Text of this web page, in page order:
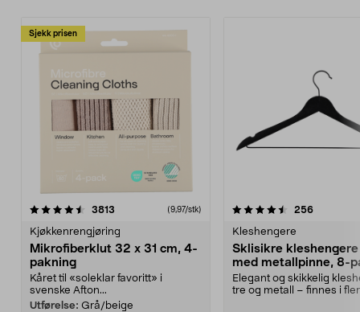
Sjekk prisen
3813 anmeldelser(9,97/stk)
Kjøkkenrengjøring
Mikrofiberklut 32 x 31 cm, 4-
pakning
Kåret til «soleklar favoritt» i
svenske Afton...
Utførelse: Grå/beige
4.5av 5 stjerner 256
Kleshengere
Sklisikre
med metallpinne, 8-
Elegant og skikkelig
tre og metall – finnes i
4.5av 5 stjerner